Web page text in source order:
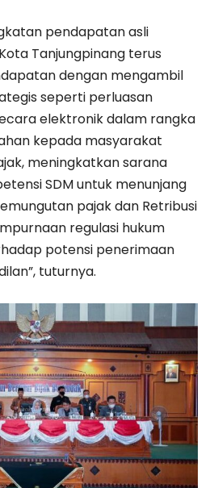
pendapatan asli
Tanjungpinang terus
dengan mengambil
seperti perluasan
elektronik dalam rangka
kepada masyarakat
meningkatkan sarana
SDM untuk menunjang
pajak dan Retribusi
regulasi hukum
potensi penerimaan
tuturnya.